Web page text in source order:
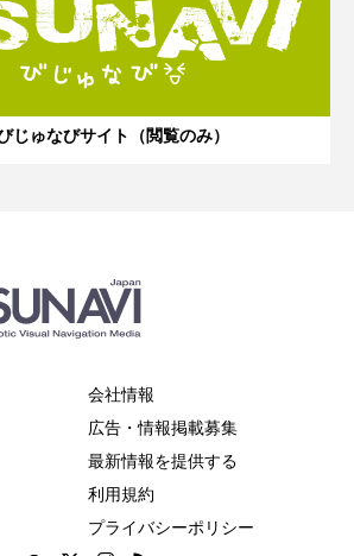
じゅなびサイト（閲覧のみ）
会社情報
広告・情報掲載募集
最新情報を提供する
利用規約
プライバシーポリシー